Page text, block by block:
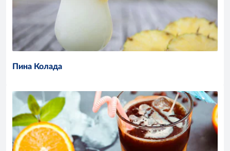
Пина Колада